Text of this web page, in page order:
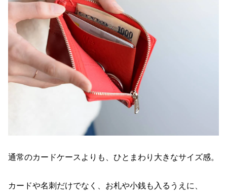
通常のカードケースよりも、ひとまわり大きなサイズ感。
カードや名刺だけでなく、お札や小銭も入るうえに、